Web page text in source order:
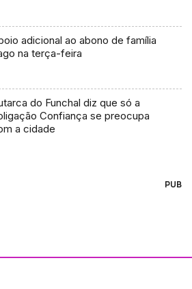
adicional ao abono de família
na terça-feira
do Funchal diz que só a
Confiança se preocupa
a cidade
PUB